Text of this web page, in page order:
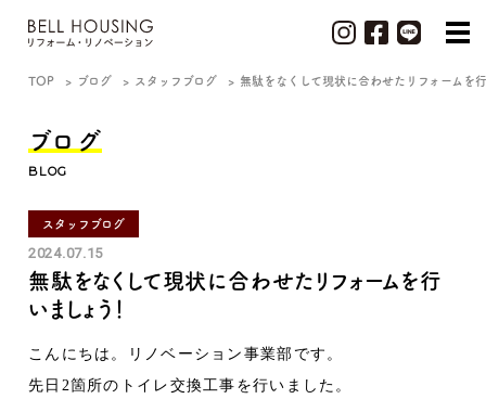
TOP ブログ スタッフブログ 無駄をなくして現状に合わせたリフォームを
ブログ
BLOG
スタッフブログ
2024.07.15
無駄をなくして現状に合わせたリフォームを行
いましょう！
こんにちは。リノベーション事業部です。
先日2箇所のトイレ交換工事を行いました。